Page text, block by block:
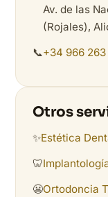
Av. de las
(Rojales),
📞+34 966
Otros
✨Estética
🦷
😬Ortodoncia